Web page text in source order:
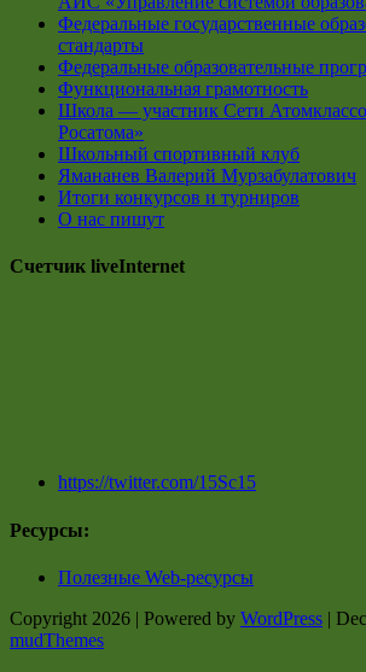
Федеральные государственные
стандарты
Федеральные образовательные
Функциональная грамотность
Школа — участник Сети
Росатома»
Школьный спортивный клуб
Ямананев Валерий Мурзабулатович
Итоги конкурсов и турниров
О нас пишут
Счетчик liveInternet
https://twitter.com/15Sc15
Ресурсы:
Полезные Web-ресурсы
Copyright 2026 | Powered by WordPress |
mudThemes